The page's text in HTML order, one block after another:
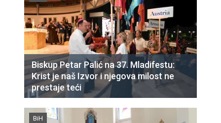
Biskup Petar Palić na 37. Mladifestu:
Krist je naš Izvor i njegova milost ne
prestaje teći
BiH